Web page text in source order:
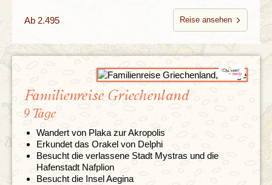
Ab 2.495 Reise ansehen
Familienreise Griechenland
9 Tage
Wandert von Plaka zur Akropolis
Erkundet das Orakel von Delphi
Besucht die verlassene Stadt Mystras und die
Hafenstadt Nafplion
Besucht die Insel Aegina